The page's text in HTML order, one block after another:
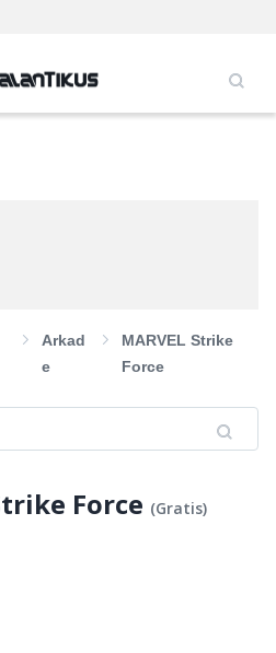
Arkad
E
MARVEL Strike
Force
Force (Gratis)